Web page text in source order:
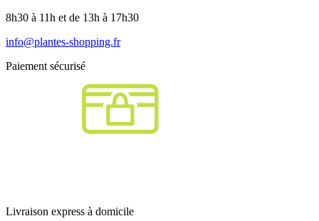
8h30 à 11h et de 13h à 17h30
info@plantes-shopping.fr
Paiement sécurisé
Livraison express à domicile